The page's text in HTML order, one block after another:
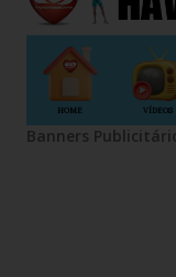
HOME VÍDEOS
Banners